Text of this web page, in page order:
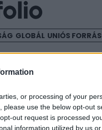
or processing of your
use the below opt-out
out request is processed
information utilized by us
GLOBÁL UNIÓS